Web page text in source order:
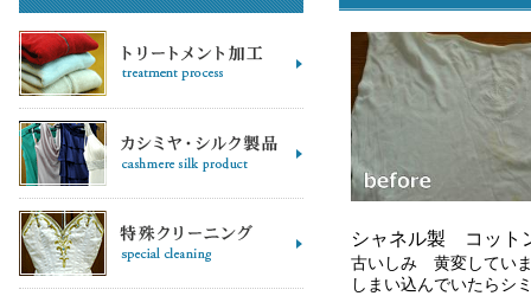
シャネル製 コット
古いしみ 黄変してい
しまい込んでいたらシ